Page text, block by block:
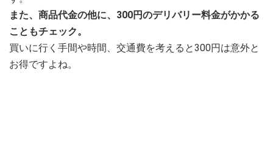
また、商品代金の他に、300円のデリバリー料金がかかる
こともチェック。
買いに行く手間や時間、交通費を考えると300円は意外と
お得ですよね。